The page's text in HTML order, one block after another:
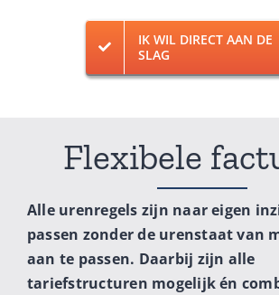
IK WIL DIRECT AAN DE
SLAG
Flexibele
Alle urenregels zijn naar eigen
passen zonder de urenstaat van
aan te passen. Daarbij zijn alle
tariefstructuren mogelijk én